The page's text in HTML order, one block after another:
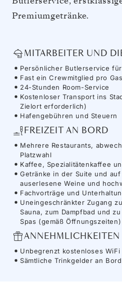
Premiumgetränke.
MITARBEITER UND
Persönlicher Butlerservice
Fast ein Crewmitglied pro
24-Stunden Room-Service
Kostenloser Transport ins
Zielort erforderlich)
Hafengebühren und Steuern
FREIZEIT AN BORD
Mehrere Restaurants,
Platzwahl
Kaffee, Spezialitätenkaffee
Getränke in der Suite und
auserlesene Weine und
Fachvorträge und
Uneingeschränkter Zugang
Sauna, zum Dampfbad und
Spas (gemäß Öffnungszeiten)
ANNEHMLICHKEITEN
Unbegrenzt kostenloses WiFi
Sämtliche Trinkgelder an Bord